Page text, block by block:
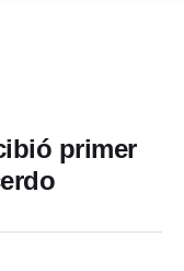
primer